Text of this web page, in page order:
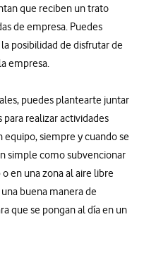
que reciben un trato
de empresa. Puedes
posibilidad de disfrutar de
empresa.
puedes plantearte juntar
realizar actividades
siempre y cuando se
simple como subvencionar
en una zona al aire libre
buena manera de
que se pongan al día en un